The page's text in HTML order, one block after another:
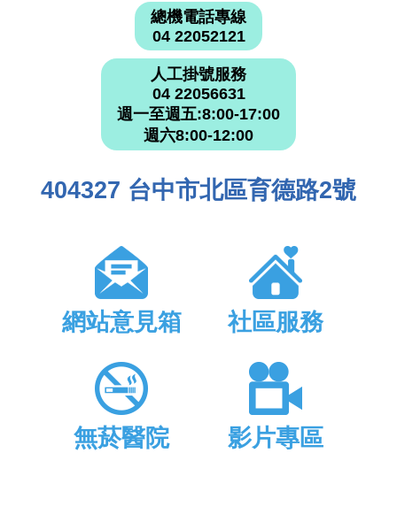
總機電話專線
04 22052121
人工掛號服務
04 22056631
週一至週五:8:00-17:00
週六8:00-12:00
404327 台中市北區育德路2號
網站意見箱 社區服務
無菸醫院 影片專區